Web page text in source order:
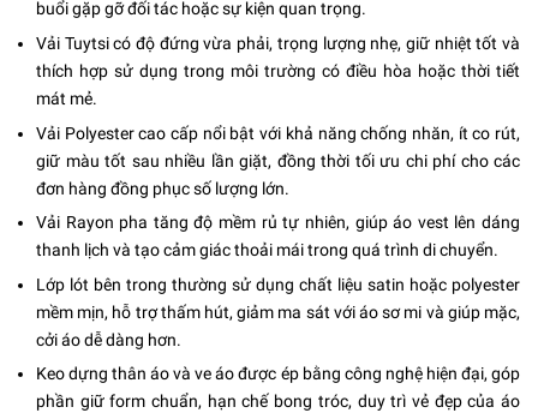
buổi gặp gỡ đối tác hoặc sự kiện quan trọng.
Vải Tuytsi có độ đứng vừa phải, trọng lượng nhẹ, giữ nhiệt tốt và
thích hợp sử dụng trong môi trường có điều hòa hoặc thời tiết
mát mẻ.
Vải Polyester cao cấp nổi bật với khả năng chống nhăn, ít co rút,
giữ màu tốt sau nhiều lần giặt, đồng thời tối ưu chi phí cho các
đơn hàng đồng phục số lượng lớn.
Vải Rayon pha tăng độ mềm rủ tự nhiên, giúp áo vest lên dáng
thanh lịch và tạo cảm giác thoải mái trong quá trình di chuyển.
Lớp lót bên trong thường sử dụng chất liệu satin hoặc polyester
mềm mịn, hỗ trợ thấm hút, giảm ma sát với áo sơ mi và giúp mặc,
cởi áo dễ dàng hơn.
Keo dựng thân áo và ve áo được ép bằng công nghệ hiện đại, góp
phần giữ form chuẩn, hạn chế bong tróc, duy trì vẻ đẹp của áo